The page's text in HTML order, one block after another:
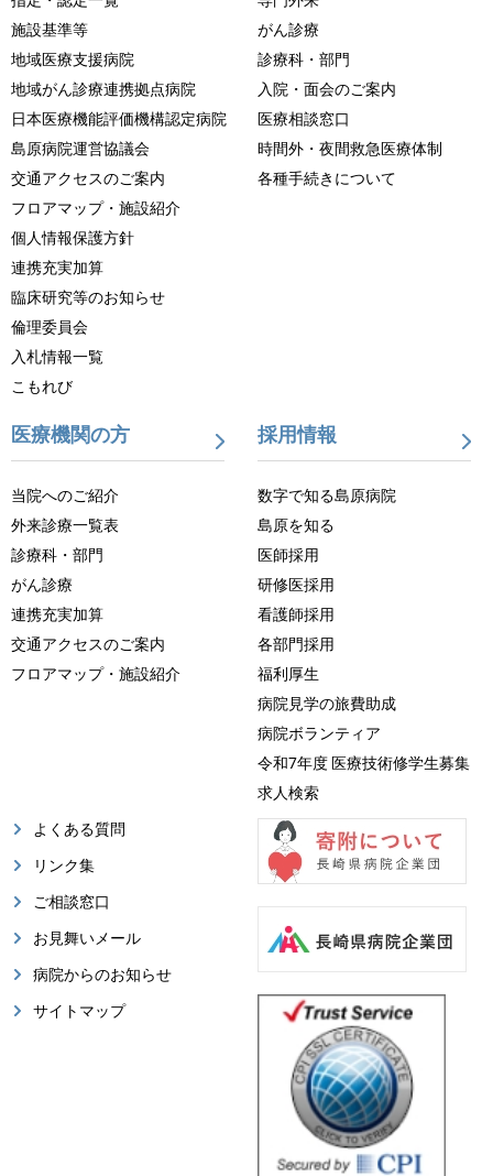
施設基準等
地域医療支援病院
地域がん診療連携拠点病院
日本医療機能評価機構認定病院
島原病院運営協議会
交通アクセスのご案内
フロアマップ・施設紹介
個人情報保護方針
連携充実加算
臨床研究等のお知らせ
倫理委員会
入札情報一覧
こもれび
がん診療
診療科・部門
入院・面会のご案内
医療相談窓口
時間外・夜間救急医療体制
各種手続きについて
医療機関の方
当院へのご紹介
外来診療一覧表
診療科・部門
がん診療
連携充実加算
交通アクセスのご案内
フロアマップ・施設紹介
採用情報
数字で知る島原病院
島原を知る
医師採用
研修医採用
看護師採用
各部門採用
福利厚生
病院見学の旅費助成
病院ボランティア
令和7年度 医療技術修学生募集
求人検索
よくある質問
リンク集
ご相談窓口
お見舞いメール
病院からのお知らせ
サイトマップ